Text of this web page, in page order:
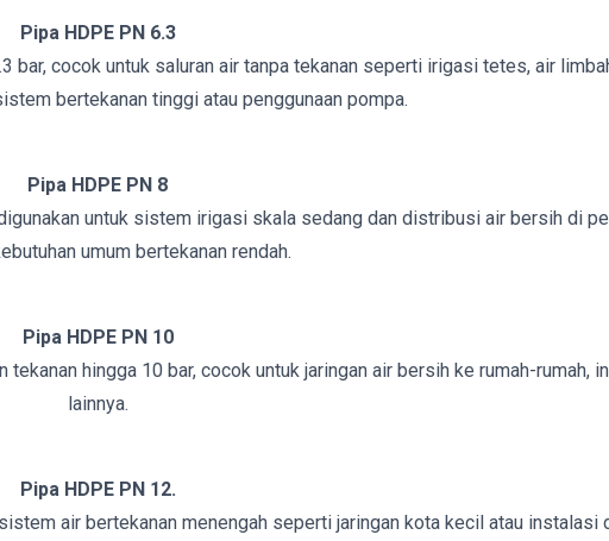
Pipa HDPE PN 6.3
cocok untuk saluran air tanpa tekanan seperti irigasi tetes, air
bertekanan tinggi atau penggunaan pompa.
Pipa HDPE PN 8
untuk sistem irigasi skala sedang dan distribusi air bersih di
umum bertekanan rendah.
Pipa HDPE PN 10
hingga 10 bar, cocok untuk jaringan air bersih ke rumah-rumah,
lainnya.
Pipa HDPE PN 12.
air bertekanan menengah seperti jaringan kota kecil atau instalasi